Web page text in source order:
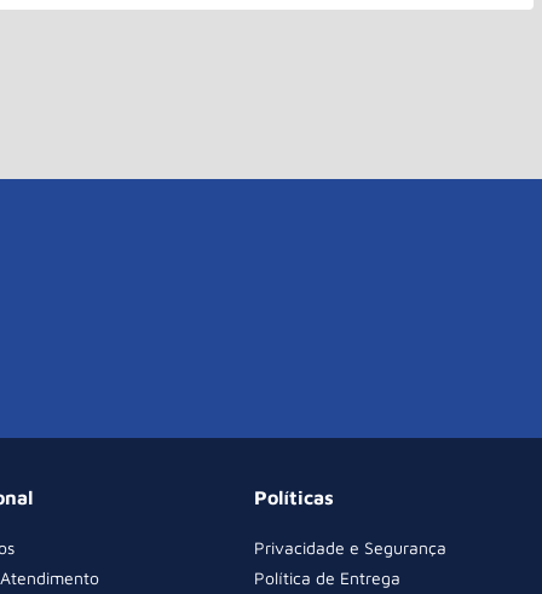
Políticas
Privacidade e Segurança
Política de Entrega